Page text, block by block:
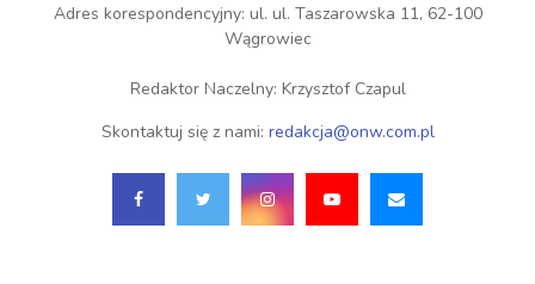
Adres korespondencyjny: ul. ul. Taszarowska 11, 62-100
Wągrowiec
Redaktor Naczelny: Krzysztof Czapul
Skontaktuj się z nami: redakcja@onw.com.pl